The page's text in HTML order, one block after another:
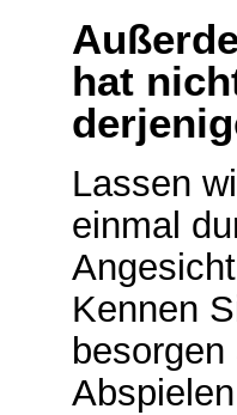
hat
Lassen
einmal
Kennen